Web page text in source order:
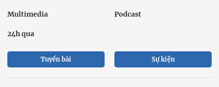
Multimedia Podcast
24h qua
Tuyến bài Sự kiện